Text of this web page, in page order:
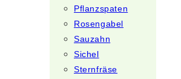
Pflanzspaten
Rosengabel
Sauzahn
Sichel
Sternfräse